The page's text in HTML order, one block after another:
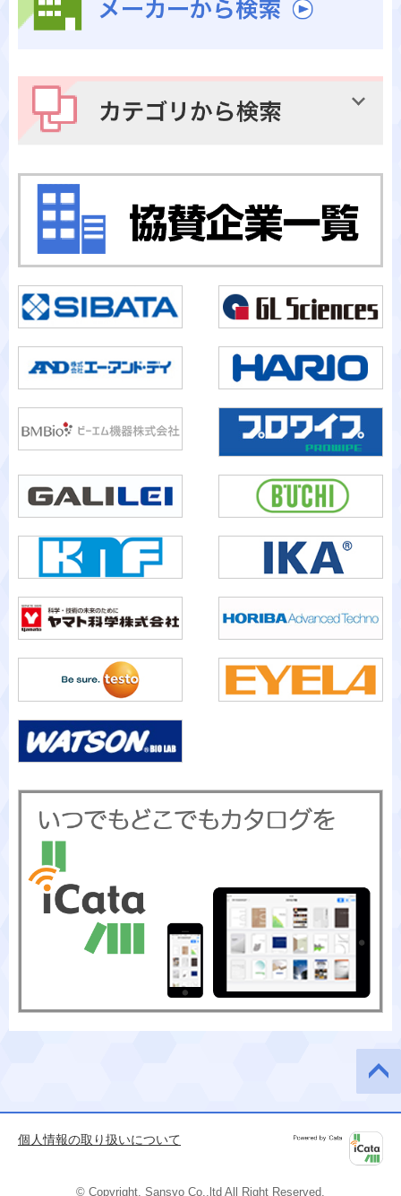
ージの
先頭へ
個人情報の取り扱いについて
© Copyright, Sansyo Co.,ltd All Right Reserved.
iCata